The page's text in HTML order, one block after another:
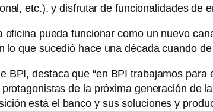
etc.), y disfrutar de funcionalidades de
oficina pueda funcionar como un nuevo
lo que sucedió hace una década cuando
BPI, destaca que “en BPI trabajamos
de la próxima generación de
está el banco y sus soluciones y